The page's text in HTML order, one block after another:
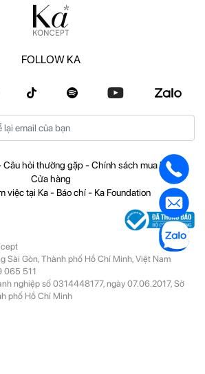
FOLLOW KA
Câu hỏi thường gặp-Chính sách mua hàng
Cửa hàng
việc tại Ka- Báo chí- Ka Foundation
Sài Gòn, Thành phố Hồ Chí Minh, Việt Nam
065 511
nghiệp số 0314448177, ngày 07.06.2017, Sở
phố Hồ Chí Minh